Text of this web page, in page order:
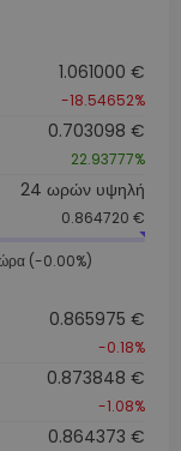
1.061000 €
-18.54652%
0.703098 €
22.93777%
24 ωρών υψηλή
0.864720 €
ώρα (-0.00%)
0.865975 €
-0.18%
0.873848 €
-1.08%
0.864373 €